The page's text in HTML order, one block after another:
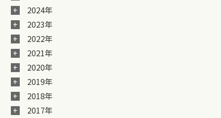
2024年
2023年
2022年
2021年
2020年
2019年
2018年
2017年